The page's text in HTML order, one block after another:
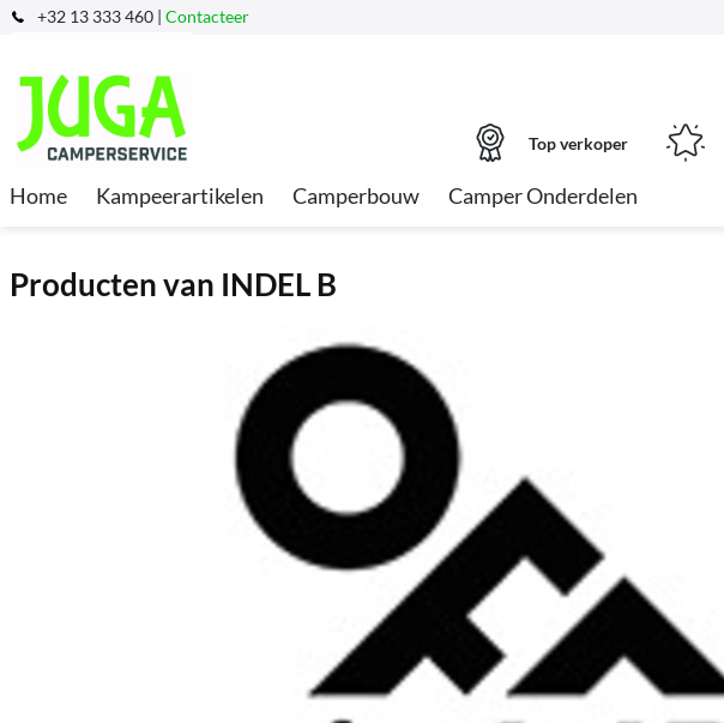
+32 13 333 460 | Contacteer
Top verkoper
Home Kampeerartikelen Camperbouw Camper Onderdelen
Producten van INDEL B